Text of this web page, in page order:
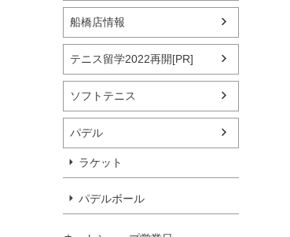
船橋店情報
テニス留学2022再開[PR]
ソフトテニス
パデル
ラケット
パデルボール